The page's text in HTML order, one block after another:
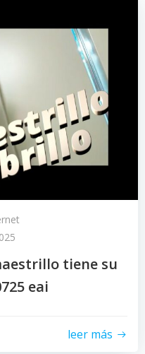
tiene su
eai
leer más